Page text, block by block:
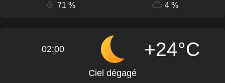
71 %
4 %
02:00 +24°C
Ciel dégagé